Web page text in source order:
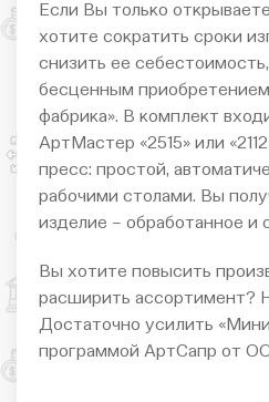
Если Вы только
хотите сократить сроки
снизить ее
бесценным
фабрика». В комплект
АртМастер «2515» или
пресс: простой,
рабочими столами. Вы
изделие – обработанное и
Вы хотите повысить
расширить ассортимент?
Достаточно усилить
программой АртСапр от